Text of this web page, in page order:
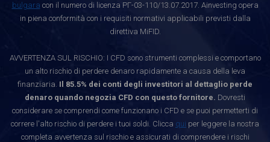
bulgara con il numero di licenza РГ-03-110/13.07.2017. Ainvesting opera
in piena conformità con i requisiti normativi applicabili previsti dalla
direttiva MiFID.
AVVERTENZA SUL RISCHIO: I CFD sono strumenti complessi e comportano
un alto rischio di perdere denaro rapidamente a causa della leva
finanziaria. Il 85.5% dei conti degli investitori al dettaglio perde
denaro quando negozia CFD con questo fornitore. Dovresti
considerare se comprendi come funzionano i CFD e se puoi permetterti di
correre l'alto rischio di perdere i tuoi soldi. Clicca qui per leggere la nostra
completa avvertenza sul rischio e assicurati di comprendere i rischi